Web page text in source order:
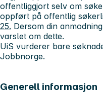
offentliggjort selv om
oppført på offentlig
25. Dersom din
varslet om dette.
UiS vurderer bare
Jobbnorge.
Generell informasjon